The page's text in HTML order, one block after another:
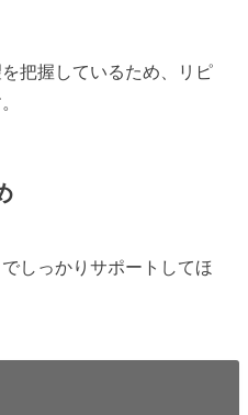
把握しているため、リピ
しっかりサポートしてほ